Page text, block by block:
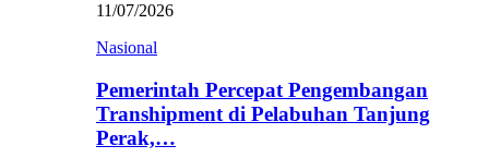
11/07/2026
Nasional
Pemerintah Percepat Pengembangan
Transhipment di Pelabuhan Tanjung
Perak,…